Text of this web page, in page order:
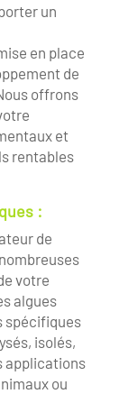
un
en place
de
offrons
et
rentables
:
de
votre
algues
spécifiques
isolés,
applications
ou